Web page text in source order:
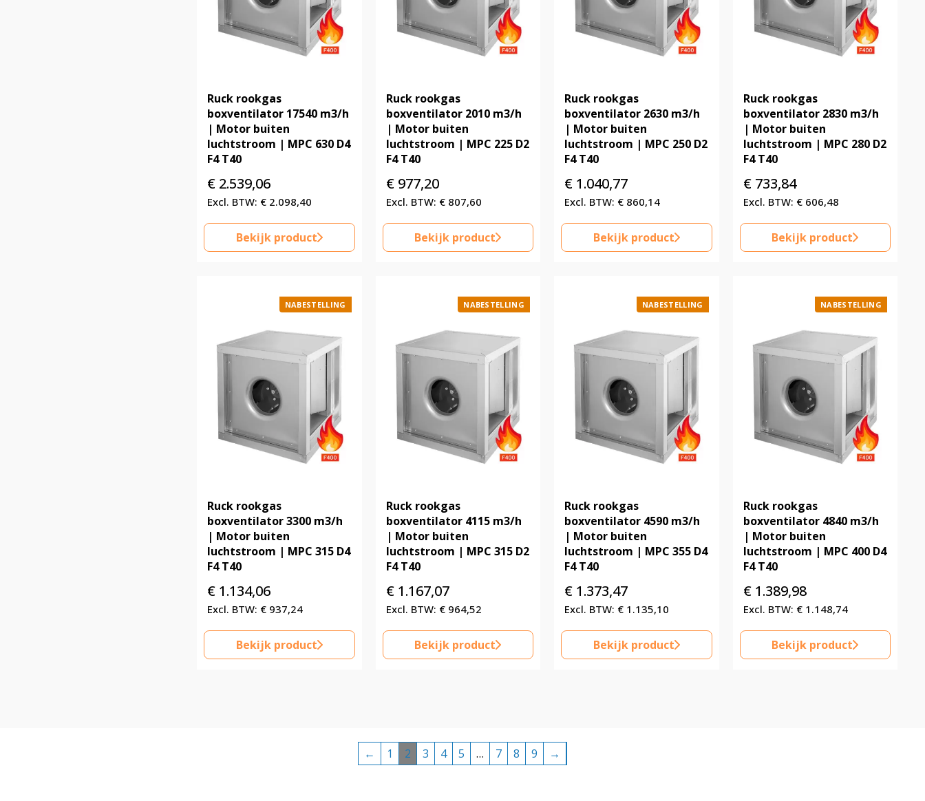
Ruck rookgas
boxventilator 17540 m3/h
| Motor buiten
luchtstroom | MPC 630 D4
F4 T40
€ 2.539,06
€ 2.098,40
Bekijk product
Ruck rookgas
boxventilator 2010 m3/h
| Motor buiten
luchtstroom | MPC 225 D2
F4 T40
€977,20
€807,60
Bekijk product
Ruck rookgas
boxventilator 2630 m3/h
| Motor buiten
luchtstroom | MPC 250 D2
F4 T40
€ 1.040,77
€ 860,14
Bekijk product
Ruck rookgas
boxventilator 2830 m3/h
| Motor buiten
luchtstroom | MPC 280 D2
F4 T40
€733,84
€606,48
Bekijk product
NABESTELLING
Ruck rookgas
boxventilator 3300 m3/h
| Motor buiten
luchtstroom | MPC 315 D4
F4 T40
€ 1.134,06
€ 937,24
Bekijk product
NABESTELLING
Ruck rookgas
boxventilator 4115 m3/h
| Motor buiten
luchtstroom | MPC 315 D2
F4 T40
€1.167,07
€964,52
Bekijk product
NABESTELLING
Ruck rookgas
boxventilator 4590 m3/h
| Motor buiten
luchtstroom | MPC 355 D4
F4 T40
€ 1.373,47
€ 1.135,10
Bekijk product
NABESTELLING
Ruck rookgas
boxventilator 4840 m3/h
| Motor buiten
luchtstroom | MPC 400 D4
F4 T40
€1.389,98
€1.148,74
Bekijk product
← 1 2 3 4 5 … 7 8 9 →